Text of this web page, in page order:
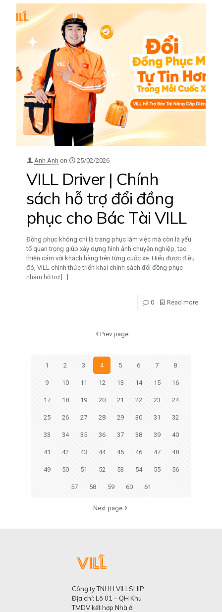
Anh Anh on 25/02/2026
VILL Driver | Chính
sách hỗ trợ đổi đồng
phục cho Bác Tài VILL
Đồng phục không chỉ là trang phục làm việc mà còn là yếu
tố quan trọng giúp xây dựng hình ảnh chuyên nghiệp, tạo
thiện cảm với khách hàng trên từng cuốc xe. Hiểu được điều
đó, VILL chính thức triển khai chính sách đổi đồng phục
nhằm hỗ trợ[…]
0 Read more
Prev page
1 2 3 4 5 6 7 8
9 10 11 12 13 14 15 16
17 18 19 20 21 22 23 24
25 26 27 28 29 30 31 32
33 34 35 36 37 38 39 40
41 42 43 44 45 46 47 48
49 50 51 52 53 54 55 56
57 58 59 60 61
Next page
Công ty TNHH VILLSHIP
Địa chỉ: Lô 01 – QH Khu
TMDV kết hợp Nhà ở,